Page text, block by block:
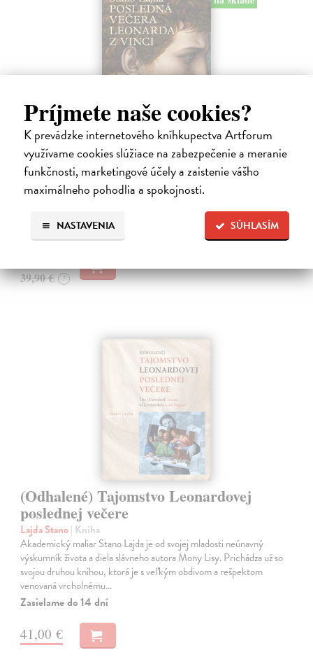
Príjmete naše cookies?
K prevádzke internetového kníhkupectva Artforum
využívame cookies slúžiace na zabezpečenie a meranie
funkčnosti, marketingové účely a zaistenie vášho
maximálneho pohodlia a spokojnosti.
SÚHLASÍM
NASTAVENIA
Posledná večera Leonarda z Vinci
Lajda Stano| Kniha
Stano Lajda je súčasný slovenský maliar, ktorý niekoľko rokov
systematicky pracoval na rekonštrukcii ikonickej Poslednej večere,
čo ho inšpirovalo k napísaniu tejto knihy. Odkrýva pred nami silné i
Na sklade
39,90 € ?
(Odhalené) Tajomstvo Leonardovej
poslednej večere
Lajda Stano| Kniha
Akademický maliar Stano Lajda je od svojej mladosti neúnavný
výskumník života a diela slávneho autora Mony Lisy. Prichádza už so
svojou druhou knihou, ktorá je s veľkým obdivom a rešpektom
venovaná vrcholnému…
Zasielame do 14 dní
41,00 €